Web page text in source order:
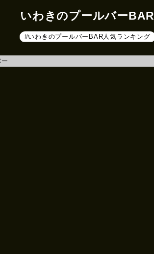
いわきのプールバーBAR
#いわきのプールバーBAR人気ランキング